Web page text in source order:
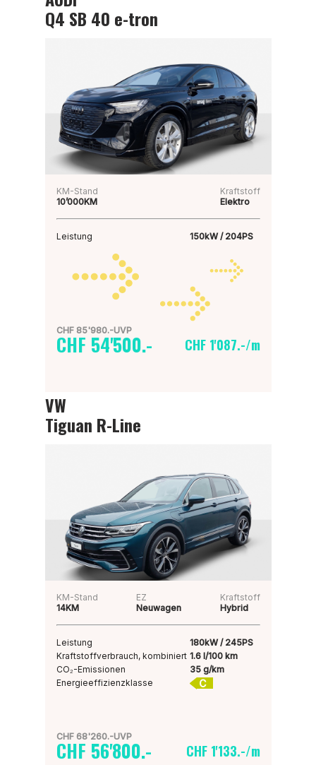
Q4 SB 40 e-tron
KM-Stand
10’000KM
Kraftstoff
Elektro
Leistung 150kW / 204PS
CHF 85'980.-UVP
CHF 54'500.- CHF 1'087.-/m
VW
Tiguan R-Line
KM-Stand
14KM
EZ
Neuwagen
Kraftstoff
Hybrid
Leistung
180kW / 245PS
Kraftstoffverbrauch, kombiniert 1.6 l/100 km
CO₂-Emissionen
35 g/km
Energieeffizienzklasse
C
CHF 68'260.-UVP
CHF 56'800.- CHF 1'133.-/m